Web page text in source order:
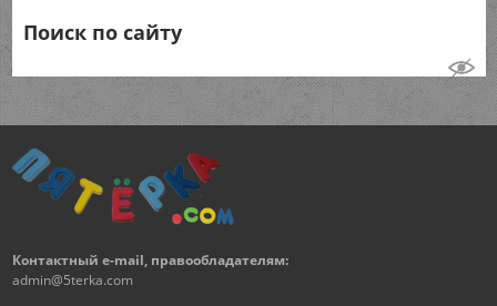
Поиск по сайту
Контактный e-mail, правообладателям:
admin@5terka.com